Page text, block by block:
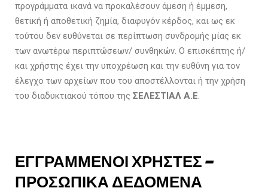
προγράμματα ικανά να προκαλέσουν άμεση ή έμμεση,
θετική ή αποθετική ζημία, διαφυγόν κέρδος, και ως εκ
τούτου δεν ευθύνεται σε περίπτωση συνδρομής μίας εκ
των ανωτέρω περιπτώσεων/ συνθηκών. Ο επισκέπτης ή/
και χρήστης έχει την υποχρέωση και την ευθύνη για τον
έλεγχο των αρχείων που του αποστέλλονται ή την χρήση
του διαδυκτιακού τόπου της ΣΕΛΕΣΤΙΑΛ Α.Ε.
ΕΓΓΡΑΜΜΕΝΟΙ ΧΡΗΣΤΕΣ –
ΠΡΟΣΩΠΙΚΑ ΔΕΔΟΜΕΝΑ